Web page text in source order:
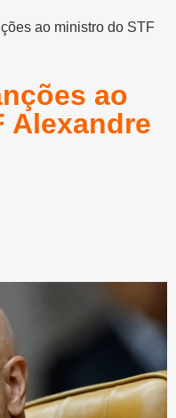
ao ministro do STF
ao
Alexandre